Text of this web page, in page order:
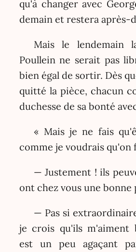
qu'à changer avec
demain et restera après-
Mais le lendemain
Poullein ne serait pas
bien égal de sortir. Dès
quitté la pièce, chacun
duchesse de sa bonté
« Mais je ne fais
comme je voudrais qu'on
— Justement ! ils
ont chez vous une bonne
— Pas si
je crois qu'ils m'aiment
est un peu agaçant